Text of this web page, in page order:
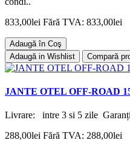
833,00lei Fără TVA: 833,00lei
Adaugă în Coş
Adaugă in Wishlist
Compară
JANTE OTEL OFF-ROAD
Livrare: intre 3 si 5 zile
288,00lei Fără TVA: 288,00lei